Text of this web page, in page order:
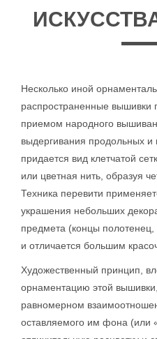
Несколько иной
распространенные
приемом народного
выдергивания продольных и
придается вид клетчатой
или цветная нить, образуя
Техника перевити
украшения небольших
предмета (концы
и отличается большим
Художественный принцип,
орнаментацию этой
равномерном
оставляемого им фона (или